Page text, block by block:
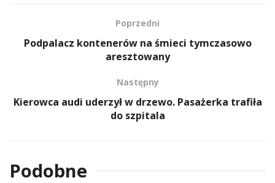
Poprzedni
Podpalacz kontenerów na śmieci tymczasowo
aresztowany
Następny
Kierowca audi uderzył w drzewo. Pasażerka trafiła
do szpitala
Podobne